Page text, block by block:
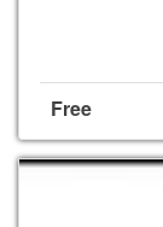
Free